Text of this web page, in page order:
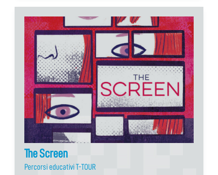
The Screen
Percorsi educativi T-TOUR